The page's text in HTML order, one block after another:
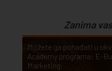
Zanima
Možete ga pohađati u
Academy programa: E-
Marketing.